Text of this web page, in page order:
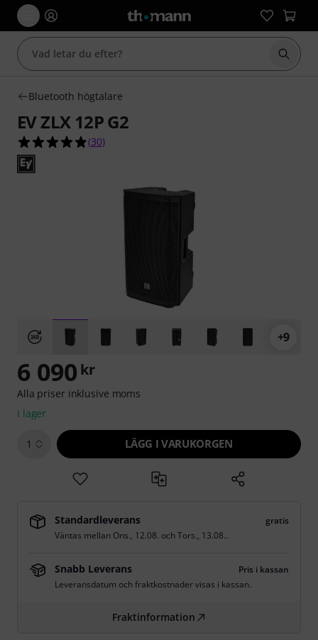
Börja
Bluetooth högtalare
EV ZLX 12P G2
4.9 av 5 stjärnor från 30 kundbetyg
(30)
+9
6 090 kr
Alla priser inklusive moms
i lager
1 LÄGG I VARUKORGEN
Standardleverans
gratis
Väntas mellan Ons., 12.08. ochTors., 13.08..
Snabb Leverans
Pris i kassan
Leveransdatum och fraktkostnader visas i kassan.
Fraktinformation